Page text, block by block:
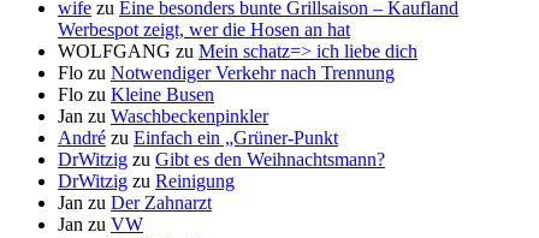
wife zu Eine besonders bunte Grillsaison – Kaufland
Werbespot zeigt, wer die Hosen an hat
WOLFGANG zu Mein schatz=> ich liebe dich
Flo zu Notwendiger Verkehr nach Trennung
Flo zu Kleine Busen
Jan zu Waschbeckenpinkler
André zu Einfach ein „Grüner-Punkt
DrWitzig zu Gibt es den Weihnachtsmann?
DrWitzig zu Reinigung
Jan zu Der Zahnarzt
Jan zu VW